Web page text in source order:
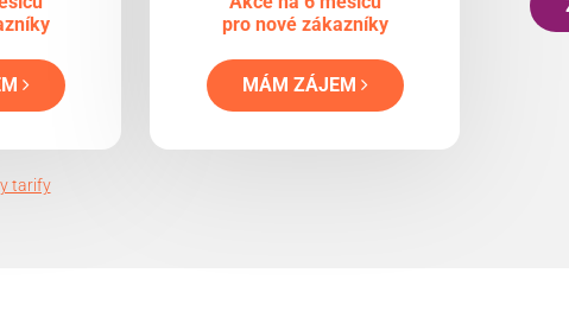
pro nové zákazníky
MÁM ZÁJEM
tarify